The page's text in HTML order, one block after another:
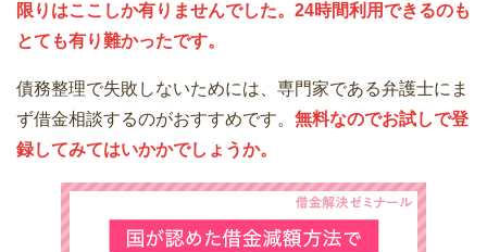
限りはここしか有りませんでした。24時間利用できるのも
とても有り難かったです。
債務整理で失敗しないためには、専門家である弁護士にま
ず借金相談するのがおすすめです。 無料なのでお試しで登
録してみてはいかかでしょうか。